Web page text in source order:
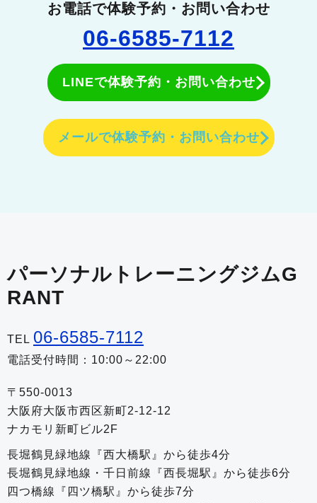
お電話で体験予約・お問い合わせ
06-6585-7112
LINEで体験予約・お問い合わせ
メールで体験予約・お問い合わせ
パーソナルトレーニングジムG
RANT
TEL 06-6585-7112
電話受付時間：10:00～22:00
〒550-0013
大阪府大阪市西区新町2-12-12
ナカモリ新町ビル2F
長堀鶴見緑地線『西大橋駅』から徒歩4分
長堀鶴見緑地線・千日前線『西長堀駅』から徒歩6分
四つ橋線『四ツ橋駅』から徒歩7分